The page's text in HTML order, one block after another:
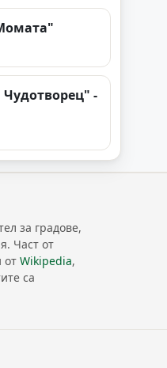
-
за градове,
Част от
отWikipedia,
са